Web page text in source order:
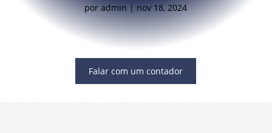
poradmin|nov 18, 2024
Falar com um contador